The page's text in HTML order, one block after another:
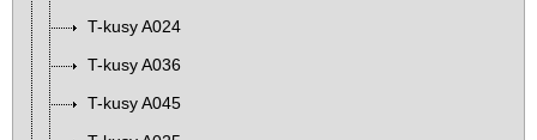
T-kusy A024
T-kusy A036
T-kusy A045